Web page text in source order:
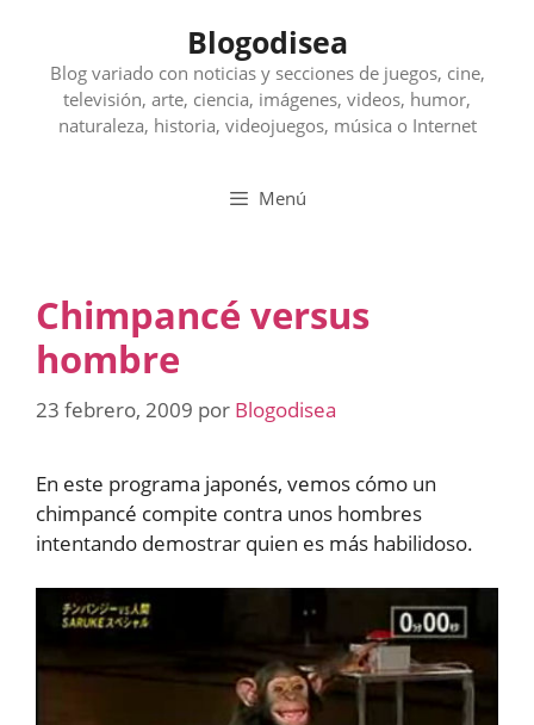
contenido
Blogodisea
Blog variado con noticias y secciones de juegos, cine,
televisión, arte, ciencia, imágenes, videos, humor,
naturaleza, historia, videojuegos, música o Internet
Menú
Chimpancé versus
hombre
23 febrero, 2009 por Blogodisea
En este programa japonés, vemos cómo un
chimpancé compite contra unos hombres
intentando demostrar quien es más habilidoso.